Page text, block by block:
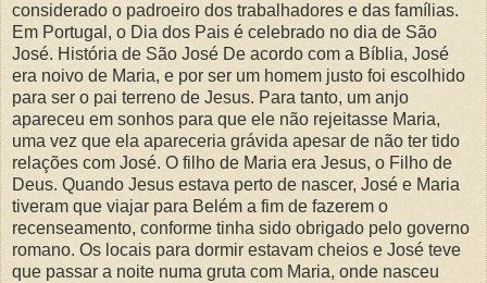
considerado o padroeiro dos trabalhadores e das famílias.
Em Portugal, o Dia dos Pais é celebrado no dia de São
José. História de São José De acordo com a Bíblia, José
era noivo de Maria, e por ser um homem justo foi escolhido
para ser o pai terreno de Jesus. Para tanto, um anjo
apareceu em sonhos para que ele não rejeitasse Maria,
uma vez que ela apareceria grávida apesar de não ter tido
relações com José. O filho de Maria era Jesus, o Filho de
Deus. Quando Jesus estava perto de nascer, José e Maria
tiveram que viajar para Belém a fim de fazerem o
recenseamento, conforme tinha sido obrigado pelo governo
romano. Os locais para dormir estavam cheios e José teve
que passar a noite numa gruta com Maria, onde nasceu